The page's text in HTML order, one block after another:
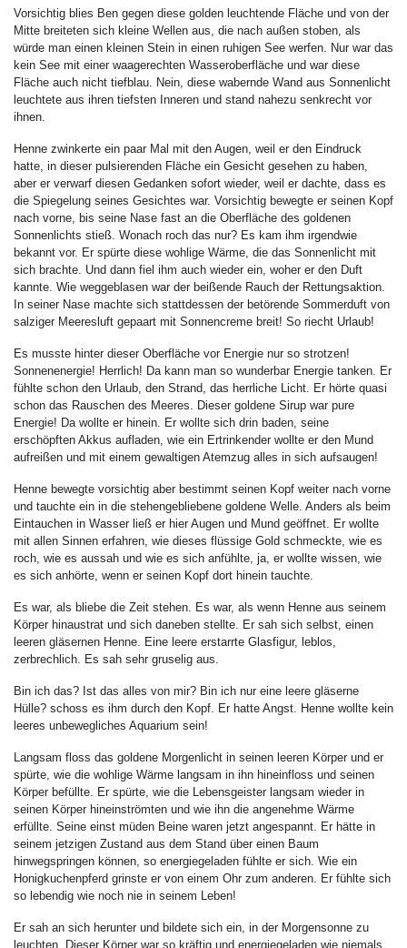
Vorsichtig blies Ben gegen diese golden leuchtende Fläche und von der
Mitte breiteten sich kleine Wellen aus, die nach außen stoben, als
würde man einen kleinen Stein in einen ruhigen See werfen. Nur war das
kein See mit einer waagerechten Wasseroberfläche und war diese
Fläche auch nicht tiefblau. Nein, diese wabernde Wand aus Sonnenlicht
leuchtete aus ihren tiefsten Inneren und stand nahezu senkrecht vor
ihnen.
Henne zwinkerte ein paar Mal mit den Augen, weil er den Eindruck
hatte, in dieser pulsierenden Fläche ein Gesicht gesehen zu haben,
aber er verwarf diesen Gedanken sofort wieder, weil er dachte, dass es
die Spiegelung seines Gesichtes war. Vorsichtig bewegte er seinen Kopf
nach vorne, bis seine Nase fast an die Oberfläche des goldenen
Sonnenlichts stieß. Wonach roch das nur? Es kam ihm irgendwie
bekannt vor. Er spürte diese wohlige Wärme, die das Sonnenlicht mit
sich brachte. Und dann fiel ihm auch wieder ein, woher er den Duft
kannte. Wie weggeblasen war der beißende Rauch der Rettungsaktion.
In seiner Nase machte sich stattdessen der betörende Sommerduft von
salziger Meeresluft gepaart mit Sonnencreme breit! So riecht Urlaub!
Es musste hinter dieser Oberfläche vor Energie nur so strotzen!
Sonnenenergie! Herrlich! Da kann man so wunderbar Energie tanken. Er
fühlte schon den Urlaub, den Strand, das herrliche Licht. Er hörte quasi
schon das Rauschen des Meeres. Dieser goldene Sirup war pure
Energie! Da wollte er hinein. Er wollte sich drin baden, seine
erschöpften Akkus aufladen, wie ein Ertrinkender wollte er den Mund
aufreißen und mit einem gewaltigen Atemzug alles in sich aufsaugen!
Henne bewegte vorsichtig aber bestimmt seinen Kopf weiter nach vorne
und tauchte ein in die stehengebliebene goldene Welle. Anders als beim
Eintauchen in Wasser ließ er hier Augen und Mund geöffnet. Er wollte
mit allen Sinnen erfahren, wie dieses flüssige Gold schmeckte, wie es
roch, wie es aussah und wie es sich anfühlte, ja, er wollte wissen, wie
es sich anhörte, wenn er seinen Kopf dort hinein tauchte.
Es war, als bliebe die Zeit stehen. Es war, als wenn Henne aus seinem
Körper hinaustrat und sich daneben stellte. Er sah sich selbst, einen
leeren gläsernen Henne. Eine leere erstarrte Glasfigur, leblos,
zerbrechlich. Es sah sehr gruselig aus.
Bin ich das? Ist das alles von mir? Bin ich nur eine leere gläserne
Hülle? schoss es ihm durch den Kopf. Er hatte Angst. Henne wollte kein
leeres unbewegliches Aquarium sein!
Langsam floss das goldene Morgenlicht in seinen leeren Körper und er
spürte, wie die wohlige Wärme langsam in ihn hineinfloss und seinen
Körper befüllte. Er spürte, wie die Lebensgeister langsam wieder in
seinen Körper hineinströmten und wie ihn die angenehme Wärme
erfüllte. Seine einst müden Beine waren jetzt angespannt. Er hätte in
seinem jetzigen Zustand aus dem Stand über einen Baum
hinwegspringen können, so energiegeladen fühlte er sich. Wie ein
Honigkuchenpferd grinste er von einem Ohr zum anderen. Er fühlte sich
so lebendig wie noch nie in seinem Leben!
Er sah an sich herunter und bildete sich ein, in der Morgensonne zu
leuchten. Dieser Körper war so kräftig und energiegeladen wie niemals